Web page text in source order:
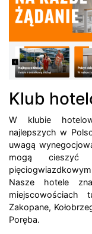
Klub
W klubie
najlepszych w
uwagą
mogą
Nasze hotele
Zakopane,
Poręba.